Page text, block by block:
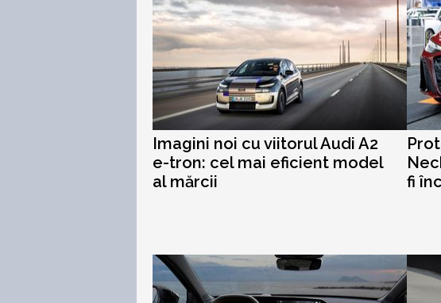
Imagini noi cu viitorul Audi A2
e-tron: cel mai eficient model
al mărcii
fi